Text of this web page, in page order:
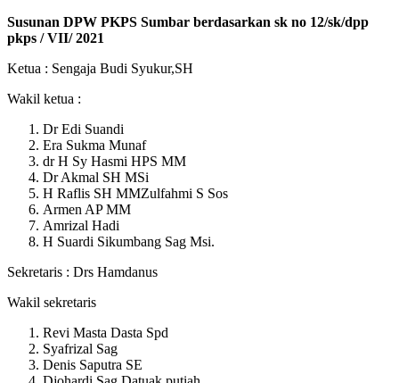
Susunan DPW PKPS Sumbar berdasarkan sk no 12/sk/dpp
pkps / VII/ 2021
Ketua : Sengaja Budi Syukur,SH
Wakil ketua :
Dr Edi Suandi
Era Sukma Munaf
dr H Sy Hasmi HPS MM
Dr Akmal SH MSi
H Raflis SH MMZulfahmi S Sos
Armen AP MM
Amrizal Hadi
H Suardi Sikumbang Sag Msi.
Sekretaris : Drs Hamdanus
Wakil sekretaris
Revi Masta Dasta Spd
Syafrizal Sag
Denis Saputra SE